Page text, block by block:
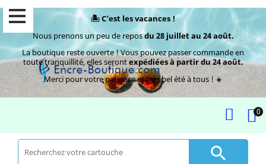
🏝️ C’est les vacances !
Nous prenons un peu de reposdu 28 juillet au 24 août.
La boutique reste ouverte ! Vous pouvez passer commande en
toute tranquillité, elles serontexpédiées à partir du 24 août.
Merci pour votre patience et très bel été à tous ! ☀️
0
